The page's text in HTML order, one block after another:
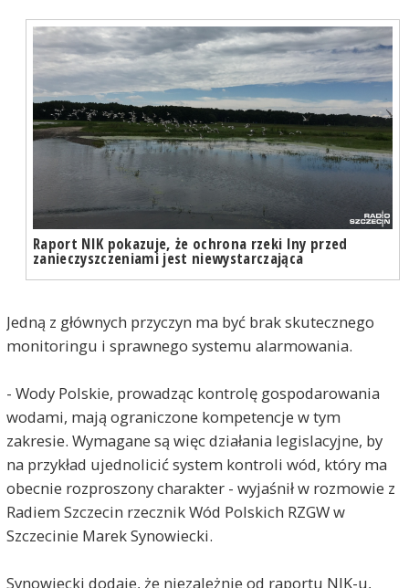
Raport NIK pokazuje, że ochrona rzeki Iny przed
zanieczyszczeniami jest niewystarczająca
Jedną z głównych przyczyn ma być brak skutecznego
monitoringu i sprawnego systemu alarmowania.
- Wody Polskie, prowadząc kontrolę gospodarowania
wodami, mają ograniczone kompetencje w tym
zakresie. Wymagane są więc działania legislacyjne, by
na przykład ujednolicić system kontroli wód, który ma
obecnie rozproszony charakter - wyjaśnił w rozmowie z
Radiem Szczecin rzecznik Wód Polskich RZGW w
Szczecinie Marek Synowiecki.
Synowiecki dodaje, że niezależnie od raportu NIK-u,